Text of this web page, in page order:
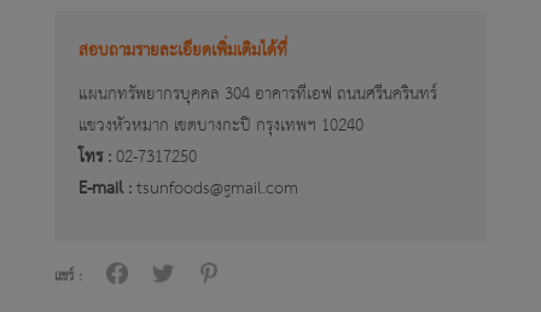
สอบถามรายละเอียดเพิ่มเติมได้ที่
แผนกทรัพยากรบุคคล 304 อาคารทีเอฟ ถนนศรีนครินทร์
แขวงหัวหมาก เขตบางกะปิ กรุงเทพฯ 10240
โทร :02-7317250
E-mail :tsunfoods@gmail.com
แชร์ :